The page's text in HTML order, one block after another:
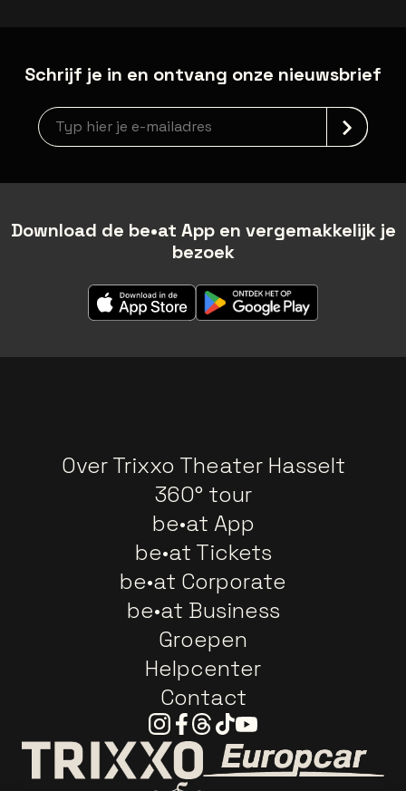
Schrijf je in en ontvang onze nieuwsbrief
Nieuwsbrief aanmelding
Download de be•at App en vergemakkelijk je
bezoek
Over Trixxo Theater Hasselt
360° tour
be•at App
be•at Tickets
be•at Corporate
be•at Business
Groepen
Helpcenter
Contact
Instagram
Facebook
Threads
TiktokYoutube